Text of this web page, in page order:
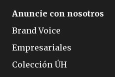
Anuncie con nosotros
Brand Voice
Empresariales
Colección ÚH